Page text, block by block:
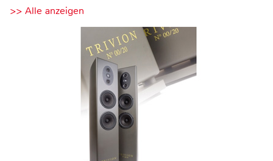
>> Alle anzeigen